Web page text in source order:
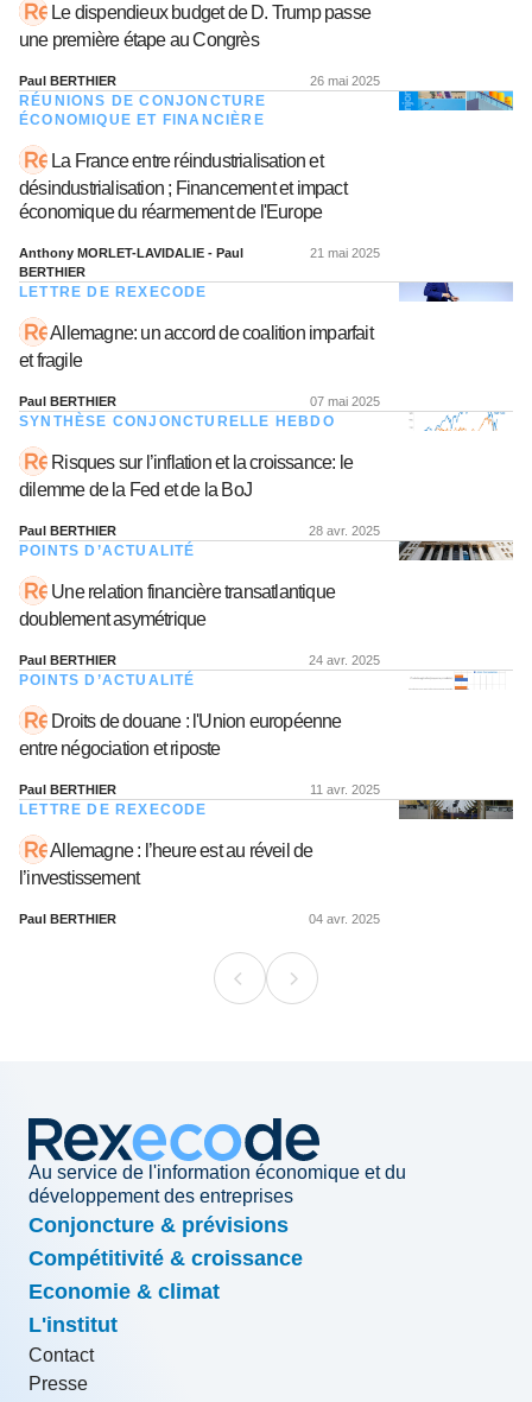
Le dispendieux budget de D. Trump passe
une première étape au Congrès
Paul BERTHIER 26 mai 2025
RÉUNIONS DE CONJONCTURE
ÉCONOMIQUE ET FINANCIÈRE
La France entre réindustrialisation et
désindustrialisation ; Financement et impact
économique du réarmement de l'Europe
Anthony MORLET-LAVIDALIE - Paul
BERTHIER
21 mai 2025
LETTRE DE REXECODE
Allemagne: un accord de coalition imparfait
et fragile
Paul BERTHIER 07 mai 2025
SYNTHÈSE CONJONCTURELLE HEBDO
Risques sur l’inflation et la croissance: le
dilemme de la Fed et de la BoJ
Paul BERTHIER 28 avr. 2025
POINTS D’ACTUALITÉ
Une relation financière transatlantique
doublement asymétrique
Paul BERTHIER 24 avr. 2025
POINTS D’ACTUALITÉ
Droits de douane : l'Union européenne
entre négociation et riposte
Paul BERTHIER 11 avr. 2025
LETTRE DE REXECODE
Allemagne : l’heure est au réveil de
l’investissement
Paul BERTHIER 04 avr. 2025
Au service de l'information économique et du
développement des entreprises
Conjoncture & prévisions
Compétitivité & croissance
Economie & climat
L'institut
Contact
Presse